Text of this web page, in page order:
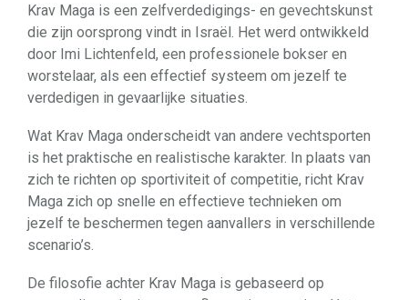
Krav Maga is een zelfverdedigings- en gevechtskunst
die zijn oorsprong vindt in Israël. Het werd ontwikkeld
door Imi Lichtenfeld, een professionele bokser en
worstelaar, als een effectief systeem om jezelf te
verdedigen in gevaarlijke situaties.
Wat Krav Maga onderscheidt van andere vechtsporten
is het praktische en realistische karakter. In plaats van
zich te richten op sportiviteit of competitie, richt Krav
Maga zich op snelle en effectieve technieken om
jezelf te beschermen tegen aanvallers in verschillende
scenario’s.
De filosofie achter Krav Maga is gebaseerd op